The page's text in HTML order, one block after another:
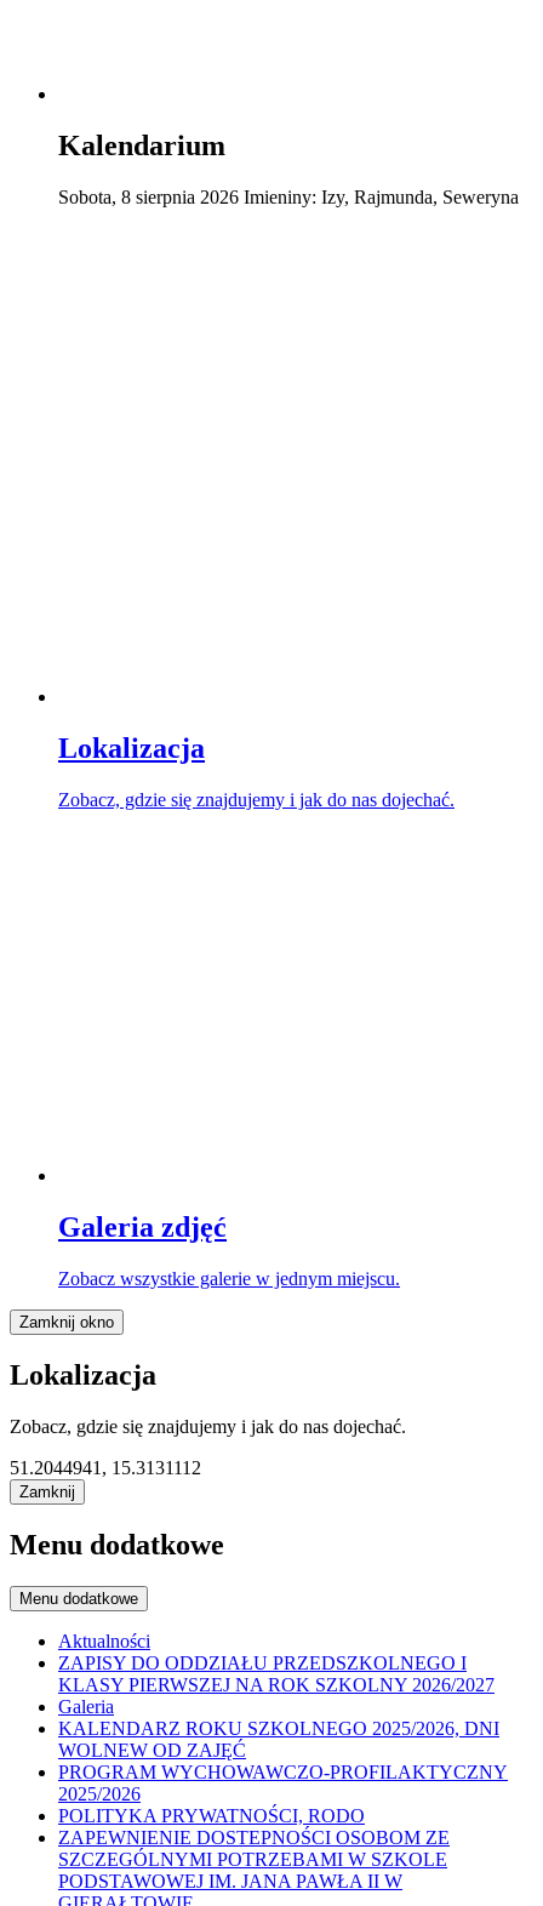
Kalendarium
Sobota, 8 sierpnia 2026 Imieniny: Izy, Rajmunda, Seweryna
Lokalizacja
Zobacz, gdzie się znajdujemy i jak do nas dojechać.
Galeria zdjęć
Zobacz wszystkie galerie w jednym miejscu.
Zamknij okno
Lokalizacja
Zobacz, gdzie się znajdujemy i jak do nas dojechać.
51.2044941, 15.3131112
Zamknij
Menu dodatkowe
Menu dodatkowe
Aktualności
ZAPISY DO ODDZIAŁU PRZEDSZKOLNEGO I
KLASY PIERWSZEJ NA ROK SZKOLNY 2026/2027
Galeria
KALENDARZ ROKU SZKOLNEGO 2025/2026, DNI
WOLNEW OD ZAJĘĆ
PROGRAM WYCHOWAWCZO-PROFILAKTYCZNY
2025/2026
POLITYKA PRYWATNOŚCI, RODO
ZAPEWNIENIE DOSTEPNOŚCI OSOBOM ZE
SZCZEGÓLNYMI POTRZEBAMI W SZKOLE
PODSTAWOWEJ IM. JANA PAWŁA II W